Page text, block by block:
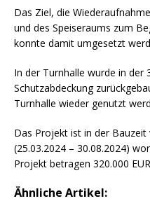
Das Ziel, die
und des Speiseraums zum
konnte damit umgesetzt
In der Turnhalle wurde in der
Schutzabdeckung
Turnhalle wieder genutzt
Das Projekt ist in der
(25.03.2024 – 30.08.2024)
Projekt betragen 320.000
Ähnliche Artikel: